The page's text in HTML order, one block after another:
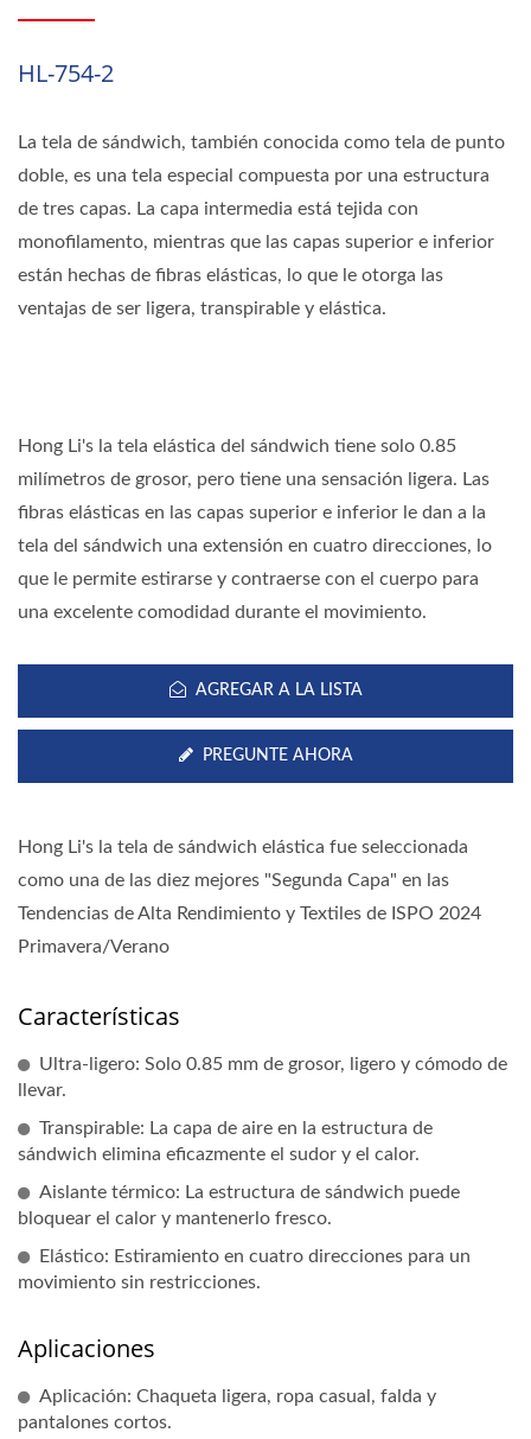
HL-754-2
La tela de sándwich, también conocida como tela de punto
doble, es una tela especial compuesta por una estructura
de tres capas. La capa intermedia está tejida con
monofilamento, mientras que las capas superior e inferior
están hechas de fibras elásticas, lo que le otorga las
ventajas de ser ligera, transpirable y elástica.
Hong Li's la tela elástica del sándwich tiene solo 0.85
milímetros de grosor, pero tiene una sensación ligera. Las
fibras elásticas en las capas superior e inferior le dan a la
tela del sándwich una extensión en cuatro direcciones, lo
que le permite estirarse y contraerse con el cuerpo para
una excelente comodidad durante el movimiento.
AGREGAR A LA LISTA
PREGUNTE AHORA
Hong Li's la tela de sándwich elástica fue seleccionada
como una de las diez mejores "Segunda Capa" en las
Tendencias de Alta Rendimiento y Textiles de ISPO 2024
Primavera/Verano
Características
Ultra-ligero: Solo 0.85 mm de grosor, ligero y cómodo de
llevar.
Transpirable: La capa de aire en la estructura de
sándwich elimina eficazmente el sudor y el calor.
Aislante térmico: La estructura de sándwich puede
bloquear el calor y mantenerlo fresco.
Elástico: Estiramiento en cuatro direcciones para un
movimiento sin restricciones.
Aplicaciones
Aplicación: Chaqueta ligera, ropa casual, falda y
pantalones cortos.